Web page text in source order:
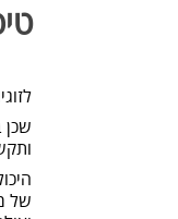
שכן
של